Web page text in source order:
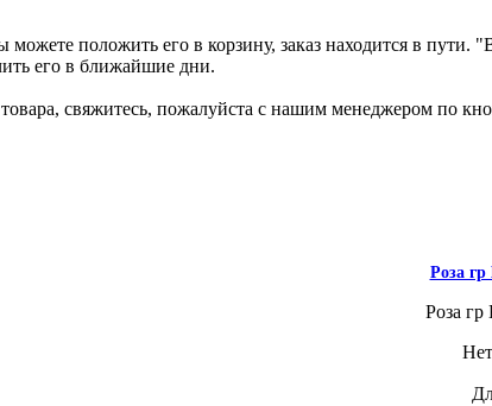
положить его в корзину, заказ находится в
его в ближайшие дни.
свяжитесь, пожалуйста с нашим менеджером по
Роза
Роза